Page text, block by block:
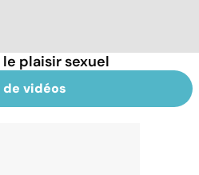
plaisir sexuel
de vidéos